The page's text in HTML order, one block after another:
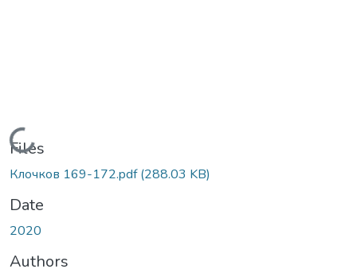
Loading...
Files
Клочков 169-172.pdf(288.03 KB)
Date
2020
Authors